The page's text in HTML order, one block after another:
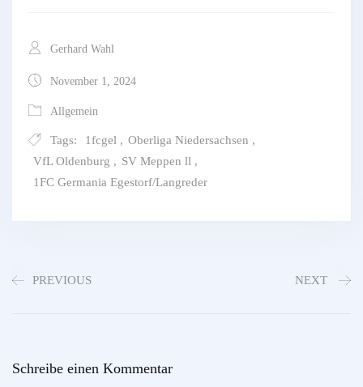
Gerhard Wahl
November 1, 2024
Allgemein
Tags: 1fcgel , Oberliga Niedersachsen ,
VfL Oldenburg , SV Meppen ll ,
1FC Germania Egestorf/Langreder
PREVIOUS NEXT
Schreibe einen Kommentar